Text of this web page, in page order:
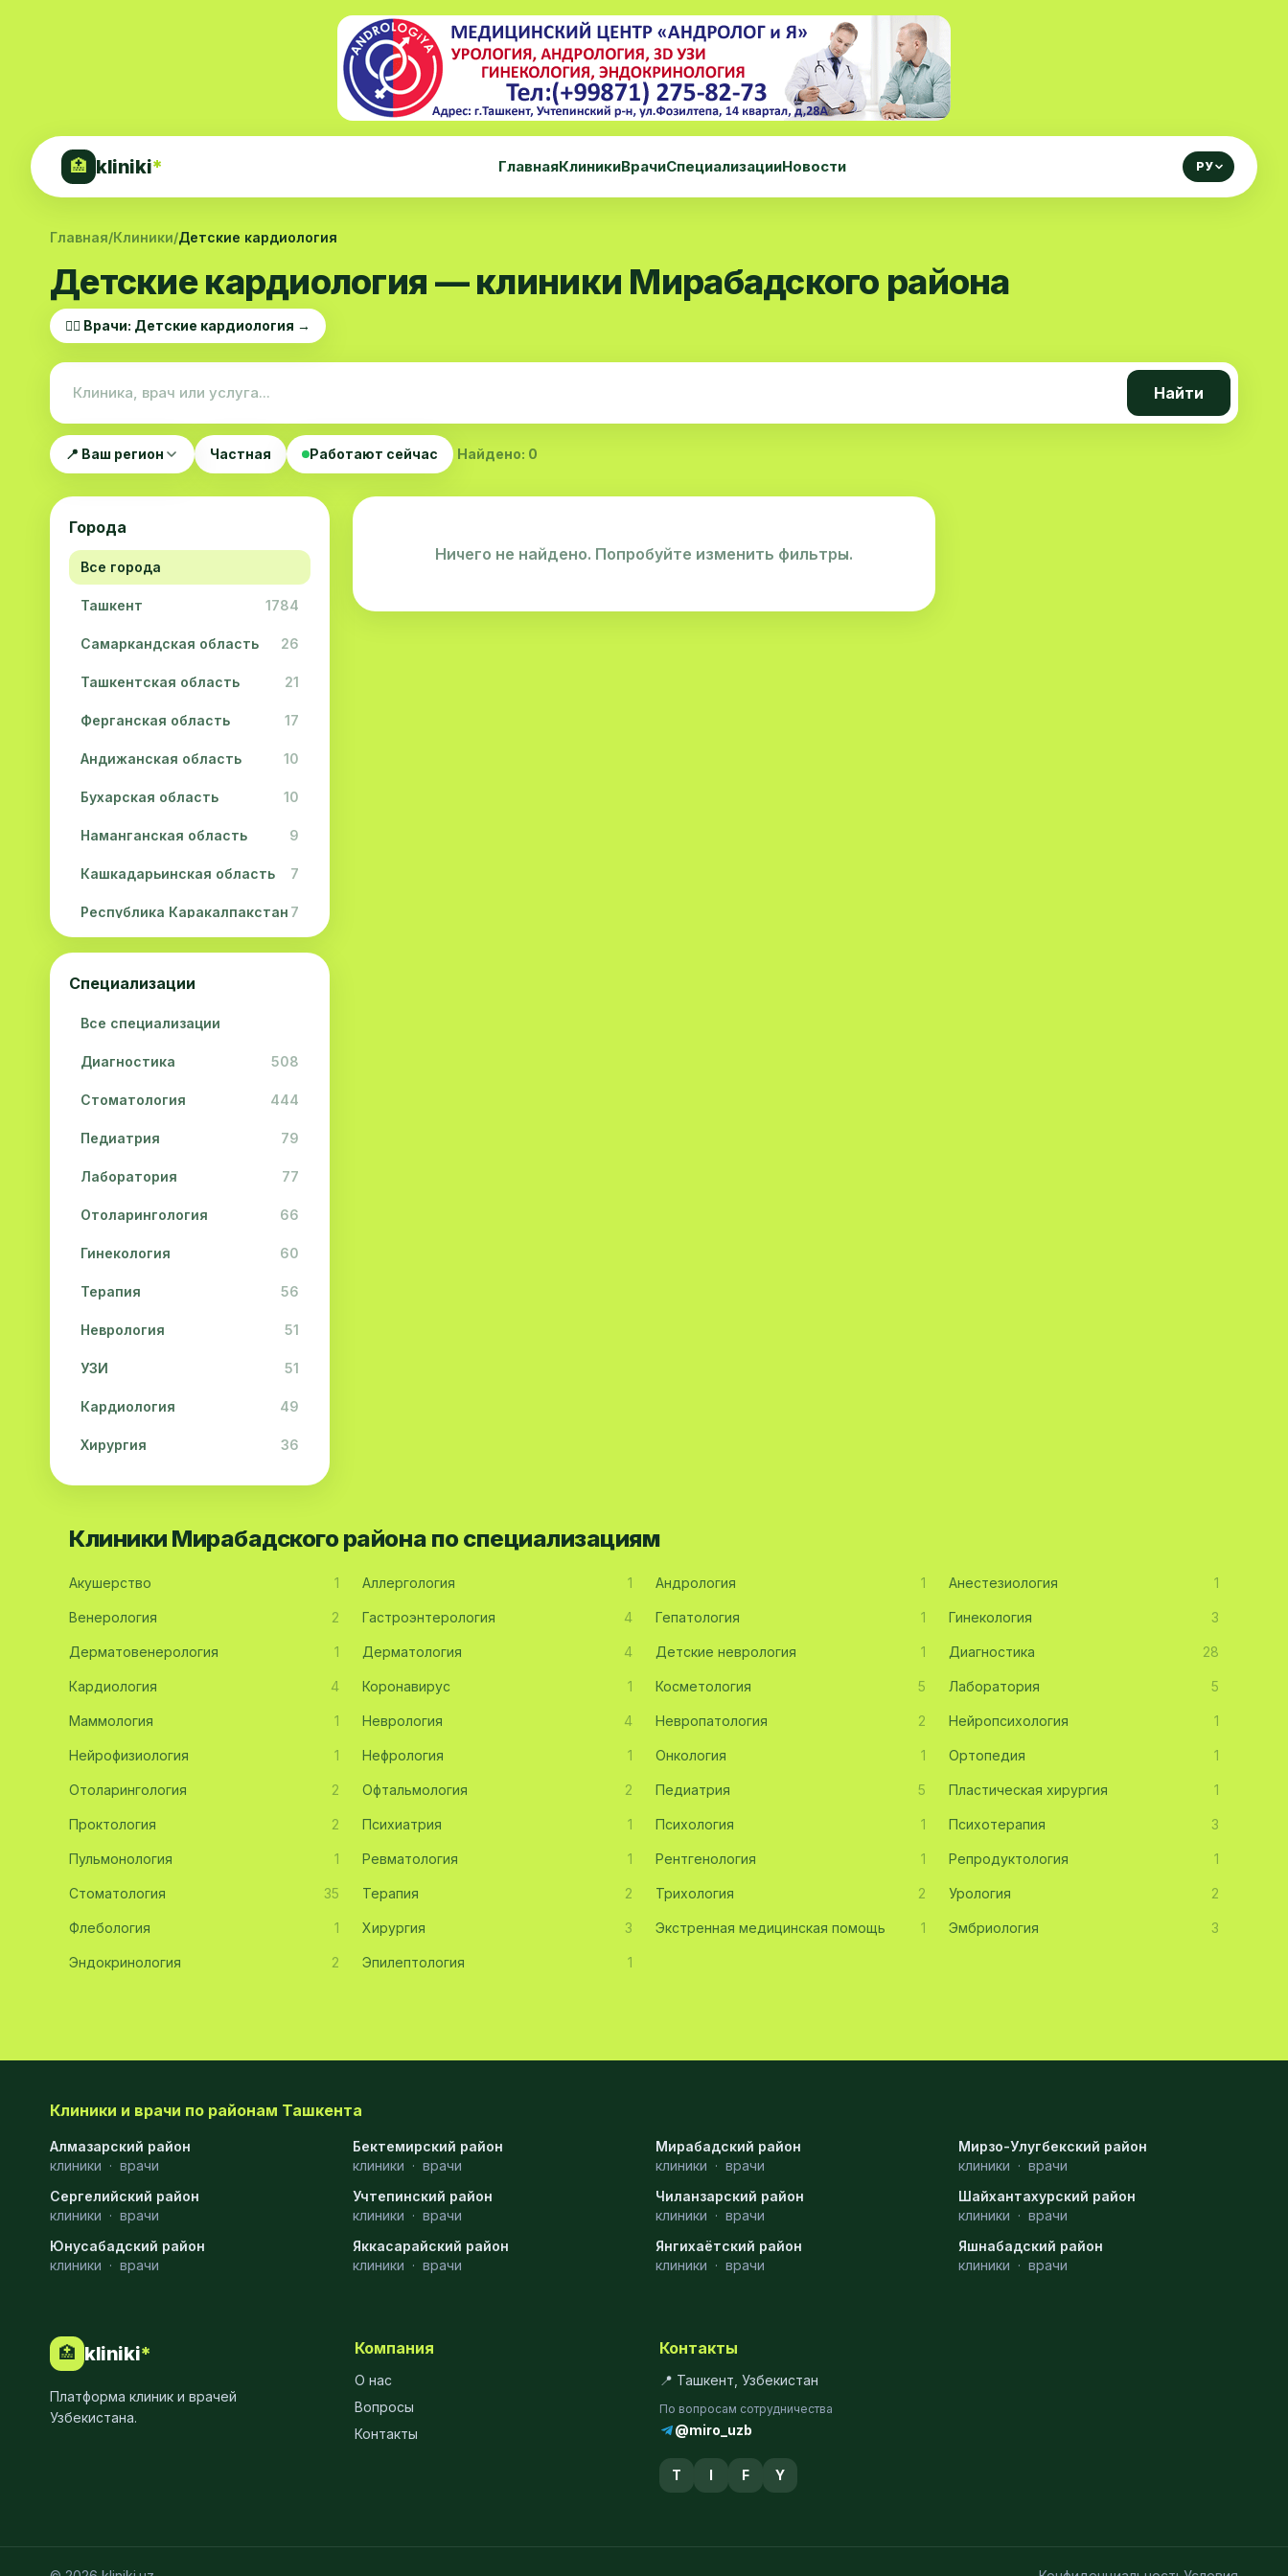
🏥 kliniki* ГлавнаяКлиникиВрачиСпециализацииНовости РУ
Главная/Клиники/Детские кардиология
Детские кардиология — клиники Мирабадского района
👨‍⚕️ Врачи: Детские кардиология →
Найти
📍 Ваш регион Частная Работают сейчас Найдено: 0
Города
Все города
Ташкент 1784
Самаркандская область 26
Ташкентская область 21
Ферганская область 17
Андижанская область 10
Бухарская область 10
Наманганская область 9
Кашкадарьинская область 7
Республика Каракалпакстан 7
Навоийская область 5
Джизакская область
Сурхандарьинская область
Сырдарьинская область 2
Хорезмская область 2
Специализации
Все специализации
Диагностика 508
Стоматология 444
Педиатрия 79
Лаборатория 77
Отоларингология 66
Гинекология 60
Терапия 56
Неврология 51
УЗИ 51
Кардиология 49
Хирургия 36
Физиотерапия 31
Эмбриология
Акушерство
Ортопедия
Массаж
Стационар 11
МРТ
Проктология
Пульмонология
Анестезиология
Наркология
Ничего не найдено. Попробуйте изменить фильтры.
Клиники Мирабадского района по специализациям
Акушерство 1 Аллергология 1 Андрология 1 Анестезиология 1
Венерология 2 Гастроэнтерология 4 Гепатология 1 Гинекология 3
Дерматовенерология 1 Дерматология 4 Детские неврология 1 Диагностика 28
Кардиология 4 Коронавирус 1 Косметология 5 Лаборатория 5
Маммология 1 Неврология 4 Невропатология 2 Нейропсихология 1
Нейрофизиология 1 Нефрология 1 Онкология 1 Ортопедия 1
Отоларингология 2 Офтальмология 2 Педиатрия 5 Пластическая хирургия 1
Проктология 2 Психиатрия 1 Психология 1 Психотерапия 3
Пульмонология 1 Ревматология 1 Рентгенология 1 Репродуктология 1
Стоматология 35 Терапия 2 Трихология 2 Урология 2
Флебология 1 Хирургия 3 Экстренная медицинская помощь 1 Эмбриология 3
Эндокринология 2 Эпилептология 1
Клиники и врачи по районам Ташкента
Алмазарский район
клиники · врачи
Бектемирский район
клиники · врачи
Мирабадский район
клиники · врачи
Мирзо-Улугбекский район
клиники · врачи
Сергелийский район
клиники · врачи
Учтепинский район
клиники · врачи
Чиланзарский район
клиники · врачи
Шайхантахурский район
клиники · врачи
Юнусабадский район
клиники · врачи
Яккасарайский район
клиники · врачи
Янгихаётский район
клиники · врачи
Яшнабадский район
клиники · врачи
🏥 kliniki*
Платформа клиник и врачей
Узбекистана.
Компания
О нас
Вопросы
Контакты
Контакты
📍 Ташкент, Узбекистан
По вопросам сотрудничества
@miro_uzb
T I F Y